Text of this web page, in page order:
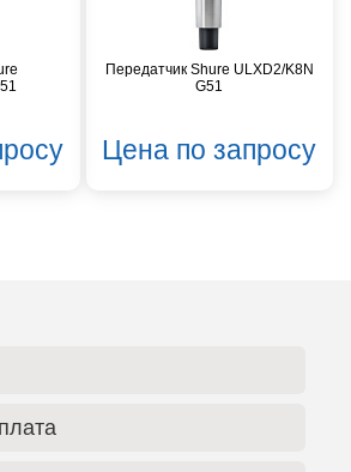
Передатчик Shure ULXD2/K8N
G51
Цена по запросу